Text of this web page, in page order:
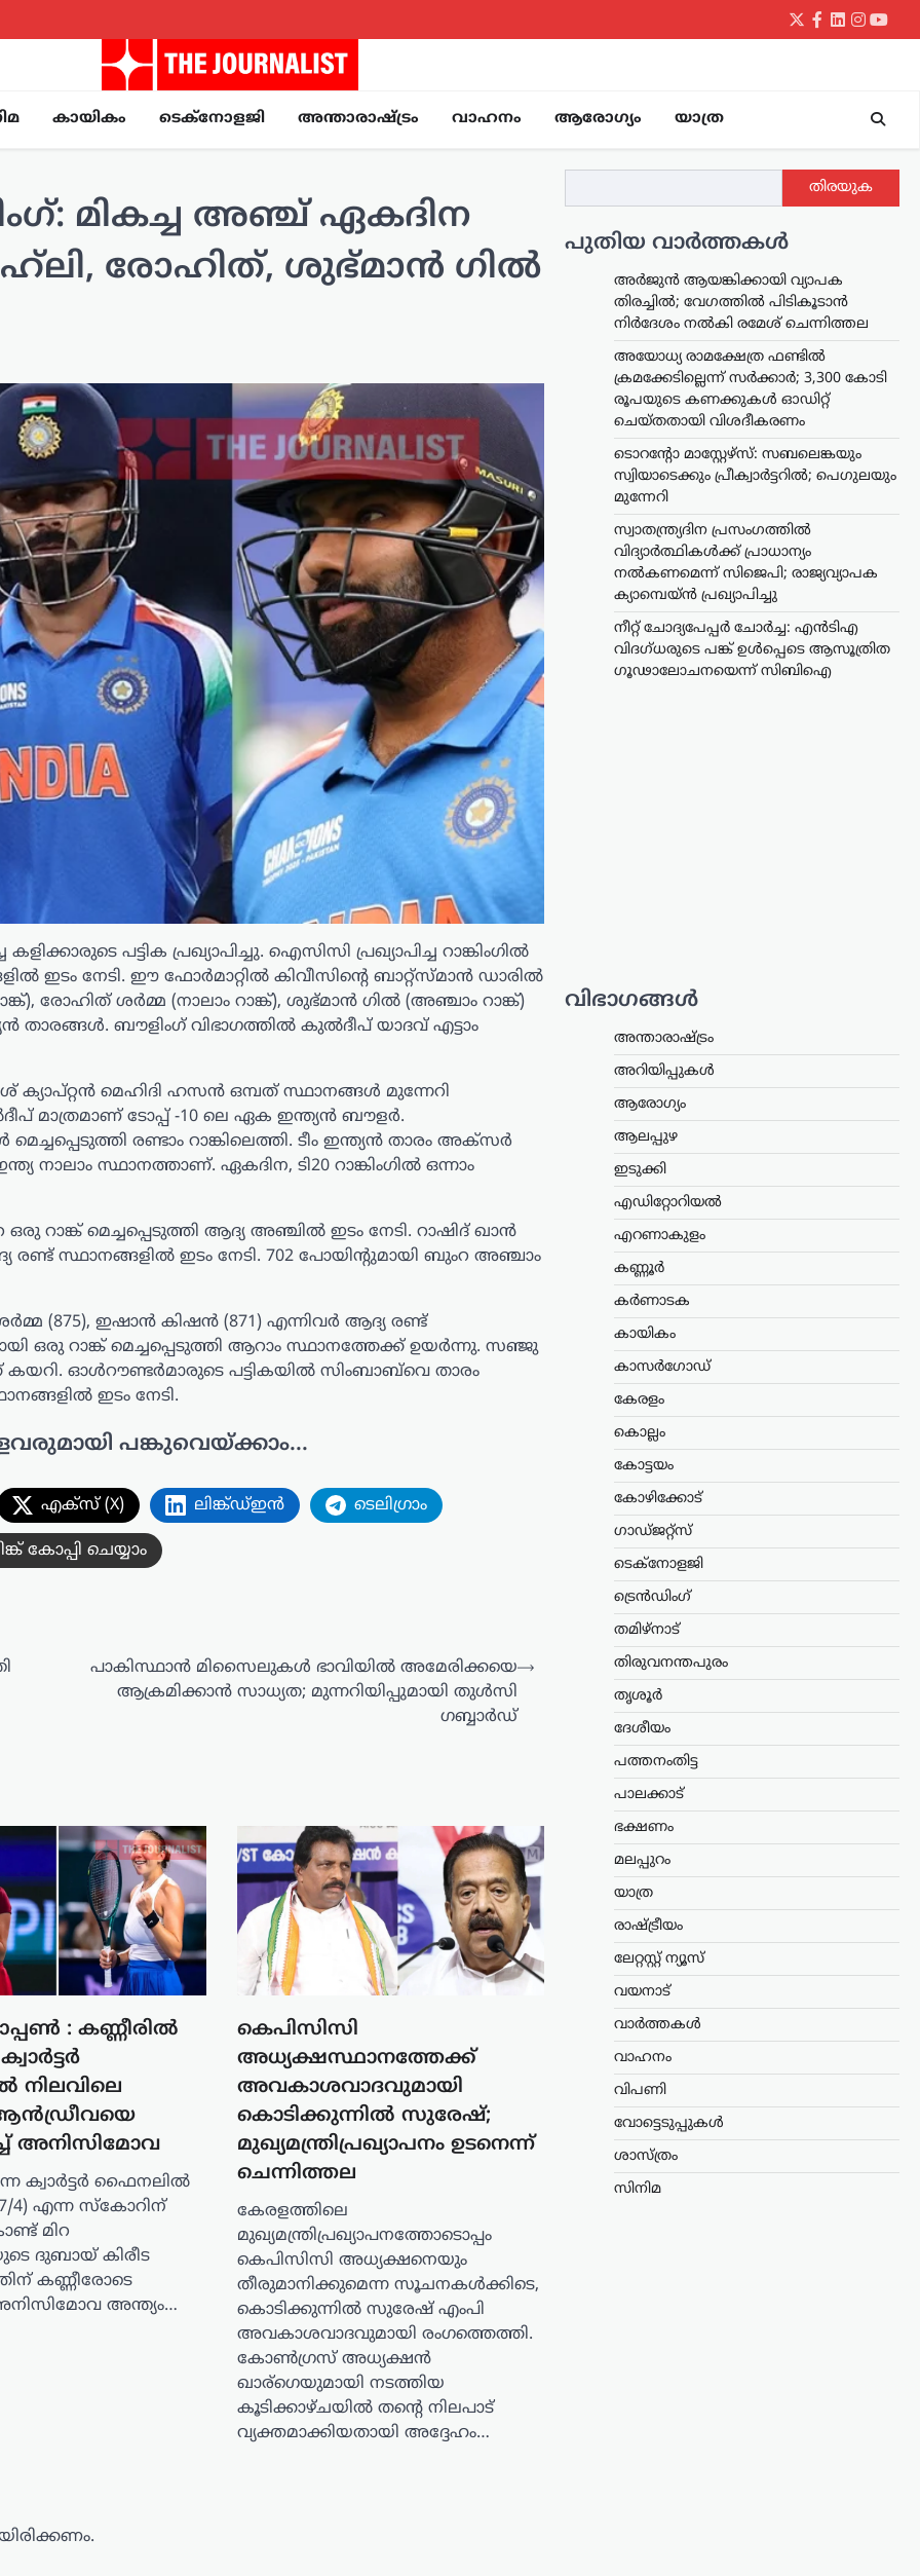
Twitter
Facebook
LinkedIn
കായികം ടെക്നോളജി അന്താരാഷ്ട്രം വാഹനം ആരോഗ്യം യാത്ര
മികച്ച അഞ്ച് ഏകദിന
രോഹിത്, ശുഭ്മാൻ ഗിൽ
പട്ടിക പ്രഖ്യാപിച്ചു. ഐസിസി പ്രഖ്യാപിച്ച റാങ്കിംഗിൽ
ഇടം നേടി. ഈ ഫോർമാറ്റിൽ കിവീസിന്റെ ബാറ്റ്സ്മാൻ ഡാരിൽ
രോഹിത് ശർമ്മ (നാലാം റാങ്ക്), ശുഭ്മാൻ ഗിൽ (അഞ്ചാം റാങ്ക്)
ബൗളിംഗ് വിഭാഗത്തിൽ കുൽദീപ് യാദവ് എട്ടാം
ക്യാപ്റ്റൻ മെഹിദി ഹസൻ ഒമ്പത് സ്ഥാനങ്ങൾ മുന്നേറി
മാത്രമാണ് ടോപ്പ് -10 ലെ ഏക ഇന്ത്യൻ ബൗളർ.
രണ്ടാം റാങ്കിലെത്തി. ടീം ഇന്ത്യൻ താരം അക്സർ
നാലാം സ്ഥാനത്താണ്. ഏകദിന, ടി20 റാങ്കിംഗിൽ ഒന്നാം
ഒരു റാങ്ക് മെച്ചപ്പെടുത്തി ആദ്യ അഞ്ചിൽ ഇടം നേടി. റാഷിദ് ഖാൻ
രണ്ട് സ്ഥാനങ്ങളിൽ ഇടം നേടി. 702 പോയിന്റുമായി ബുംറ അഞ്ചാം
(875), ഇഷാൻ കിഷൻ (871) എന്നിവർ ആദ്യ രണ്ട്
ഒരു റാങ്ക് മെച്ചപ്പെടുത്തി ആറാം സ്ഥാനത്തേക്ക് ഉയർന്നു. സഞ്ജു
കയറി. ഓൾറൗണ്ടർമാരുടെ പട്ടികയിൽ സിംബാബ്‌വെ താരം
ഇടം നേടി.
പങ്കുവെയ്ക്കാം...
എക്സ് (X) ലിങ്ക്ഡ്ഇൻ ടെലിഗ്രാം
കോപ്പി ചെയ്യാം
പാകിസ്ഥാൻ മിസൈലുകൾ ഭാവിയിൽ അമേരിക്കയെ
ആക്രമിക്കാൻ സാധ്യത; മുന്നറിയിപ്പുമായി തുൾസി
ഗബ്ബാർഡ്
⟶
: കണ്ണീരിൽ
അനിസിമോവ
ക്വാർട്ടർ ഫൈനലിൽ
(7/4) എന്ന സ്കോറിന്
മിറ
ദുബായ് കിരീട
കണ്ണീരോടെ
അന്ത്യം…
കെപിസിസി
അധ്യക്ഷസ്ഥാനത്തേക്ക്
അവകാശവാദവുമായി
കൊടിക്കുന്നിൽ സുരേഷ്;
മുഖ്യമന്ത്രിപ്രഖ്യാപനം ഉടനെന്ന്
ചെന്നിത്തല
കേരളത്തിലെ
മുഖ്യമന്ത്രിപ്രഖ്യാപനത്തോടൊപ്പം
കെപിസിസി അധ്യക്ഷനെയും
തീരുമാനിക്കുമെന്ന സൂചനകൾക്കിടെ,
കൊടിക്കുന്നിൽ സുരേഷ് എംപി
അവകാശവാദവുമായി രംഗത്തെത്തി.
കോൺഗ്രസ് അധ്യക്ഷൻ
ഖാര്ഗെയുമായി നടത്തിയ
കൂടിക്കാഴ്ചയിൽ തന്റെ നിലപാട്
വ്യക്തമാക്കിയതായി അദ്ദേഹം…
തിരയുക
പുതിയ വാർത്തകൾ
അര്‍ജുന്‍ ആയങ്കിക്കായി വ്യാപക
തിരച്ചില്‍; വേഗത്തില്‍ പിടികൂടാന്‍
നിര്‍ദേശം നല്‍കി രമേശ് ചെന്നിത്തല
അയോധ്യ രാമക്ഷേത്ര ഫണ്ടിൽ
ക്രമക്കേടില്ലെന്ന് സർക്കാർ; 3,300 കോടി
രൂപയുടെ കണക്കുകൾ ഓഡിറ്റ്
ചെയ്തതായി വിശദീകരണം
ടൊറന്റോ മാസ്റ്റേഴ്സ്: സബലെങ്കയും
സ്വിയാടെക്കും പ്രീക്വാർട്ടറിൽ; പെഗുലയും
മുന്നേറി
സ്വാതന്ത്ര്യദിന പ്രസംഗത്തിൽ
വിദ്യാർത്ഥികൾക്ക് പ്രാധാന്യം
നൽകണമെന്ന് സിജെപി; രാജ്യവ്യാപക
ക്യാമ്പെയ്ൻ പ്രഖ്യാപിച്ചു
നീറ്റ് ചോദ്യപേപ്പർ ചോർച്ച: എൻടിഎ
വിദഗ്ധരുടെ പങ്ക് ഉൾപ്പെടെ ആസൂത്രിത
ഗൂഢാലോചനയെന്ന് സിബിഐ
വിഭാഗങ്ങൾ
അന്താരാഷ്ട്രം
അറിയിപ്പുകൾ
ആരോഗ്യം
ആലപ്പുഴ
ഇടുക്കി
എഡിറ്റോറിയൽ
എറണാകുളം
കണ്ണൂർ
കർണാടക
കായികം
കാസർഗോഡ്
കേരളം
കൊല്ലം
കോട്ടയം
കോഴിക്കോട്
ഗാഡ്ജറ്റ്സ്
ടെക്നോളജി
ട്രെൻഡിംഗ്
തമിഴ്നാട്
തിരുവനന്തപുരം
തൃശൂർ
ദേശീയം
പത്തനംതിട്ട
പാലക്കാട്
ഭക്ഷണം
മലപ്പുറം
യാത്ര
രാഷ്ട്രീയം
ലേറ്റസ്റ്റ് ന്യൂസ്
വയനാട്
വാർത്തകൾ
വാഹനം
വിപണി
വോട്ടെടുപ്പുകൾ
ശാസ്ത്രം
സിനിമ